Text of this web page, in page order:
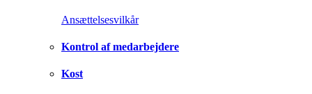
Ansættelsesvilkår
Kontrol af medarbejdere
Kost